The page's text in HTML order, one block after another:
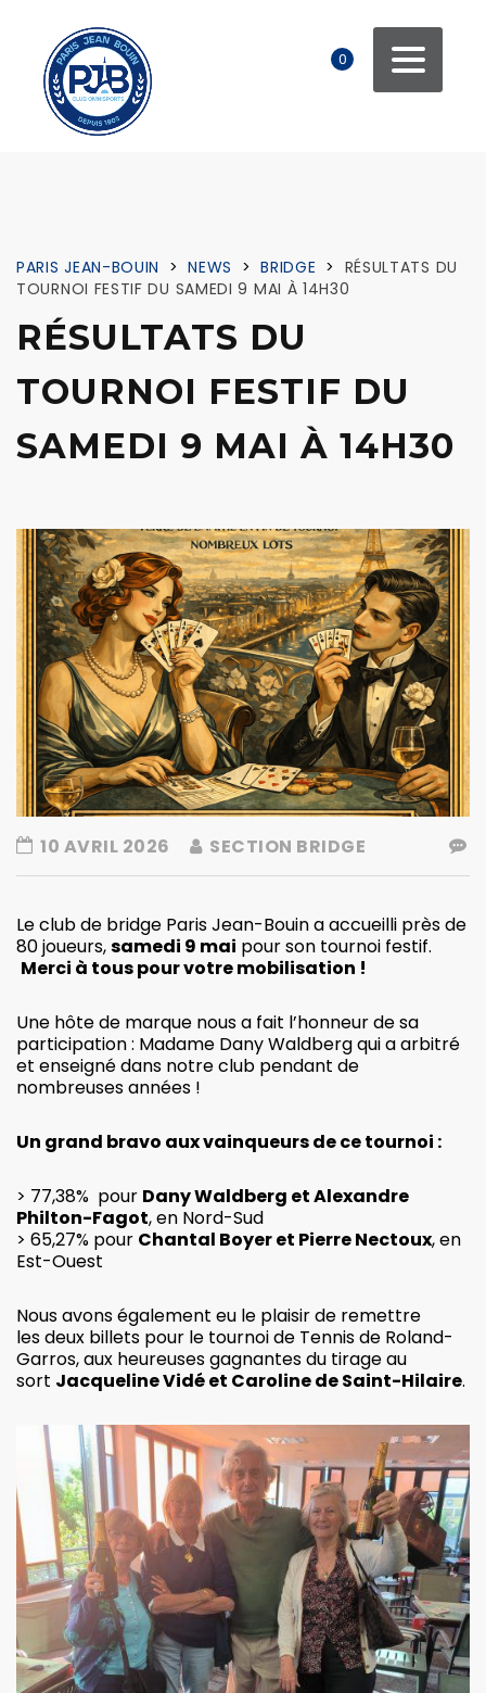
0
PARIS JEAN-BOUIN > NEWS > BRIDGE > RÉSULTATS DU
TOURNOI FESTIF DU SAMEDI 9 MAI À 14H30
RÉSULTATS DU
TOURNOI FESTIF DU
SAMEDI 9 MAI À 14H30
10 AVRIL 2026 SECTION BRIDGE
Le club de bridge Paris Jean-Bouin a accueilli près de
80 joueurs,samedi 9 mai pour son tournoi festif.
Merci à tous pour votre mobilisation !
Une hôte de marque nous a fait l’honneur de sa
participation : Madame Dany Waldberg qui a arbitré
et enseigné dans notre club pendant de
nombreuses années !
Un grand bravo aux vainqueurs de ce tournoi :
> 77,38% pour Dany Waldberg et Alexandre
Philton-Fagot, en Nord-Sud
> 65,27% pour Chantal Boyer et Pierre Nectoux, en
Est-Ouest
Nous avons également eu le plaisir de remettre
les deux billets pour le tournoi de Tennis de Roland-
Garros, aux heureuses gagnantes du tirage au
sort Jacqueline Vidé et Caroline de Saint-Hilaire.